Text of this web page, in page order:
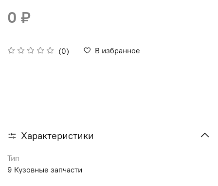
(0) В избранное
0 ₽
Характеристики
Тип
9 Кузовные запчасти